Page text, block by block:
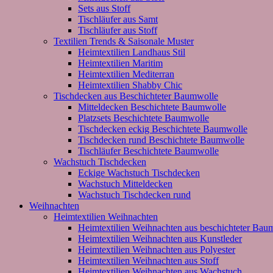
Sets aus Stoff
Tischläufer aus Samt
Tischläufer aus Stoff
Textilien Trends & Saisonale Muster
Heimtextilien Landhaus Stil
Heimtextilien Maritim
Heimtextilien Mediterran
Heimtextilien Shabby Chic
Tischdecken aus Beschichteter Baumwolle
Mitteldecken Beschichtete Baumwolle
Platzsets Beschichtete Baumwolle
Tischdecken eckig Beschichtete Baumwolle
Tischdecken rund Beschichtete Baumwolle
Tischläufer Beschichtete Baumwolle
Wachstuch Tischdecken
Eckige Wachstuch Tischdecken
Wachstuch Mitteldecken
Wachstuch Tischdecken rund
Weihnachten
Heimtextilien Weihnachten
Heimtextilien Weihnachten aus beschichteter
Heimtextilien Weihnachten aus Kunstleder
Heimtextilien Weihnachten aus Polyester
Heimtextilien Weihnachten aus Stoff